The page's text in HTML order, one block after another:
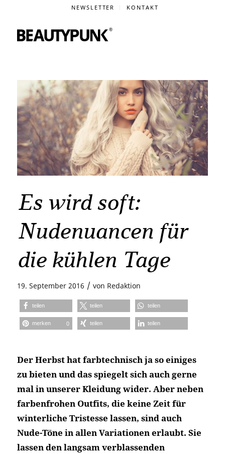
NEWSLETTER KONTAKT
Es wird soft:
Nudenuancen für
die kühlen Tage
19. September 2016 / von Redaktion
teilen teilen teilen
merken 0 teilen teilen
Der Herbst hat farbtechnisch ja so einiges
zu bieten und das spiegelt sich auch gerne
mal in unserer Kleidung wider. Aber neben
farbenfrohen Outfits, die keine Zeit für
winterliche Tristesse lassen, sind auch
Nude-Töne in allen Variationen erlaubt. Sie
lassen den langsam verblassenden